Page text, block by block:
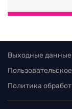
Выходные
Политика